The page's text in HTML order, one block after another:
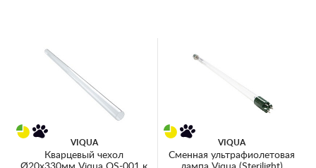
VIQUA
Кварцевый чехол
VIQUA
Сменная ультрафиолетовая